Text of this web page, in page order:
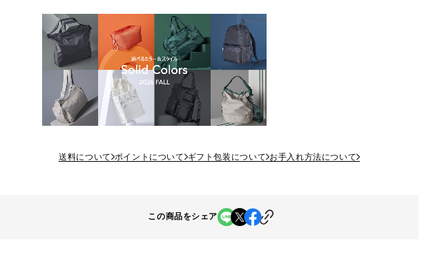
送料について ポイントについて ギフト包装について お手入れ方法について
この商品をシェア